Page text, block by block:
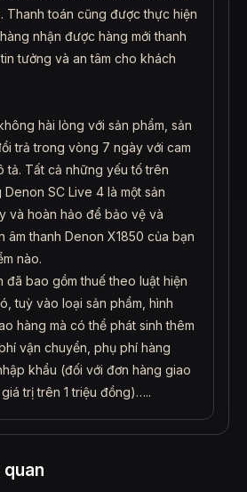
Thanh toán cũng được thực hiện
nhận được hàng mới thanh
tưởng và an tâm cho khách
hài lòng với sản phẩm, sản
trả trong vòng 7 ngày với cam
tả. Tất cả những yếu tố trên
SC Live 4 là một sản
và hoàn hảo để bảo vệ và
âm thanh Denon X1850 của bạn
nào.
đã bao gồm thuế theo luật hiện
tuỳ vào loại sản phẩm, hình
hàng mà có thể phát sinh thêm
vận chuyển, phụ phí hàng
khẩu (đối với đơn hàng giao
trị trên 1 triệu đồng)…..
quan